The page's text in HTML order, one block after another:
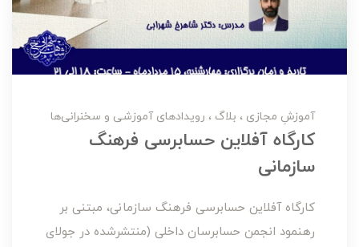
آموزشِ مجازی بلاگ رویدادهای آموزشی و سخنرانی‌ها
کارگاه آفلاین حسابرسی فرهنگ
سازمانی
کارگاه آفلاین حسابرسی فرهنگ سازمانی، مبتنی بر
رهنمود انجمن حسابرسان داخلی (منتشرشده در جولای